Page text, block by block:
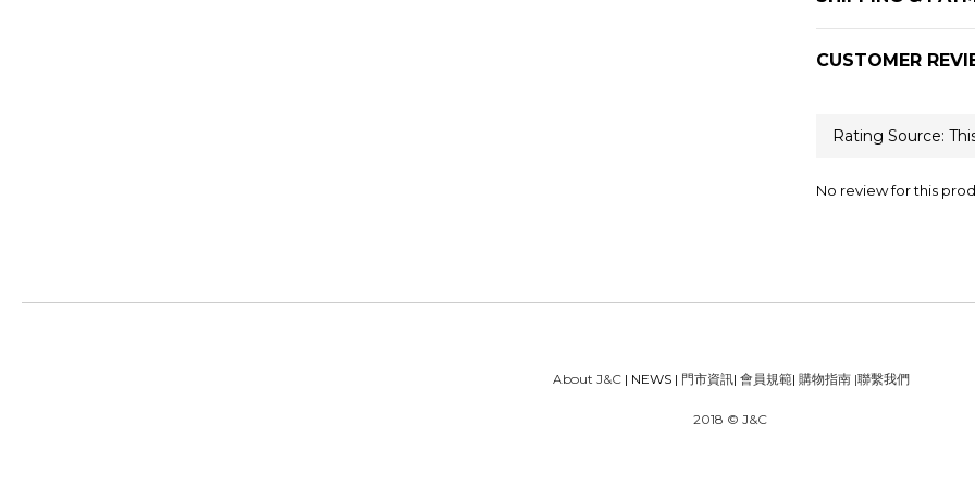
CUSTOMER
No review for this
About J&C | NEWS | 門市資訊| 會員規範| 購物指南 |聯繫我們
2018 © J&C